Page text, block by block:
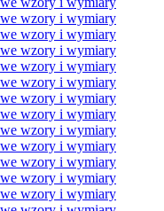
wzory i wymiary
wzory i wymiary
wzory i wymiary
wzory i wymiary
wzory i wymiary
wzory i wymiary
wzory i wymiary
wzory i wymiary
wzory i wymiary
wzory i wymiary
wzory i wymiary
wzory i wymiary